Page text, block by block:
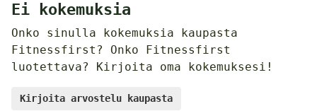
Ei kokemuksia
Onko sinulla kokemuksia kaupasta
Fitnessfirst? Onko Fitnessfirst
luotettava? Kirjoita oma kokemuksesi!
Kirjoita arvostelu kaupasta